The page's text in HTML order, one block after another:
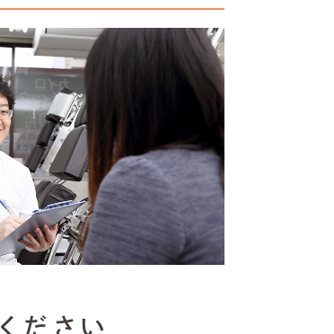
ださい